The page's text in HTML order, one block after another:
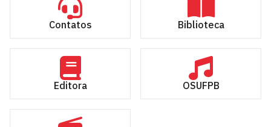
Contatos Biblioteca
Editora OSUFPB